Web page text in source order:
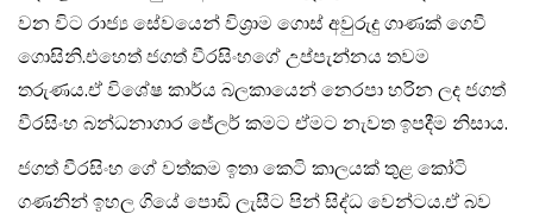
වන විට රාජ්‍ය සේවයෙන් විශ්‍රාම ගොස් අවුරුදු ගාණක් ගෙවී⁣
ගොසිනි.එහෙත් ජගත් වීරසිංහගේ උප්පැන්නය තවම
තරුණය.ඒ විශේෂ කාර්ය බලකායෙන් නෙරපා හරින ලද ජගත්
වීරසිංහ බන්ධනාගාර ජේලර් කම⁣ට ඒමට නැවත ඉපදීම නිසාය.
ජගත් වීරසිංහ ගේ වත්කම ඉතා කෙටි කාලයක් තුළ කෝටි
ගණනින් ඉහල ⁣ගියේ පොඩි ලැසීට පින් සිද්ධ වෙන්ටය.ඒ බව